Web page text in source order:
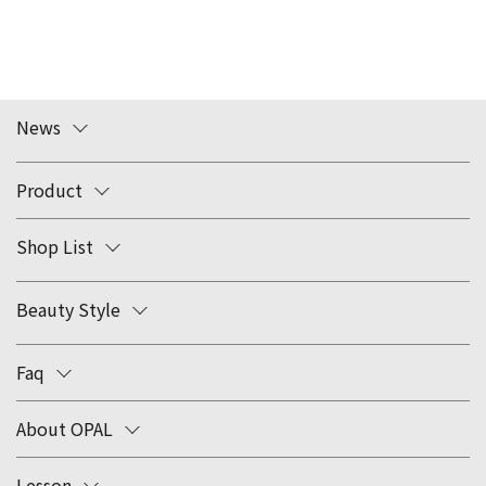
News
Product
Shop List
Beauty Style
Faq
About OPAL